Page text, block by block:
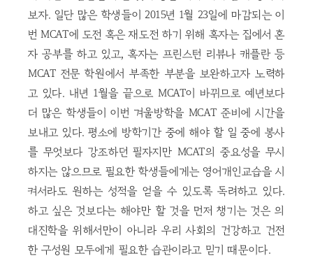
보자. 일단 많은 학생들이 2015년 1월 23일에 마감되는 이
번 MCAT에 도전 혹은 재도전 하기 위해 혹자는 집에서 혼
자 공부를 하고 있고, 혹자는 프린스턴 리뷰나 캐플란 등
MCAT 전문 학원에서 부족한 부분을 보완하고자 노력하
고 있다. 내년 1월을 끝으로 MCAT이 바뀌므로 예년보다
더 많은 학생들이 이번 겨울방학을 MCAT 준비에 시간을
보내고 있다. 평소에 방학기간 중에 해야 할 일 중에 봉사
를 무엇보다 강조하던 필자지만 MCAT의 중요성을 무시
하지는 않으므로 필요한 학생들에게는 영어개인교습을 시
켜서라도 원하는 성적을 얻을 수 있도록 독려하고 있다.
하고 싶은 것보다는 해야만 할 것을 먼저 챙기는 것은 의
대진학을 위해서만이 아니라 우리 사회의 건강하고 건전
한 구성원 모두에게 필요한 습관이라고 믿기 때문이다.